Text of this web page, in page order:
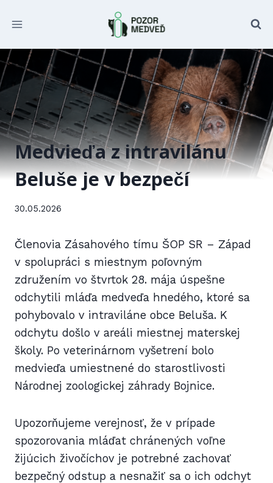
na
Medvieďa z intravilánu
Beluše je v bezpečí
30.05.2026
Členovia Zásahového tímu ŠOP SR – Západ
v spolupráci s miestnym poľovným
združením vo štvrtok 28. mája úspešne
odchytili mláďa medveďa hnedého, ktoré sa
pohybovalo v intraviláne obce Beluša. K
odchytu došlo v areáli miestnej materskej
školy. Po veterinárnom vyšetrení bolo
medvieďa umiestnené do starostlivosti
Národnej zoologickej záhrady Bojnice.
Upozorňujeme verejnosť, že v prípade
spozorovania mláďat chránených voľne
žijúcich živočíchov je potrebné zachovať
bezpečný odstup a nesnažiť sa o ich odchyt